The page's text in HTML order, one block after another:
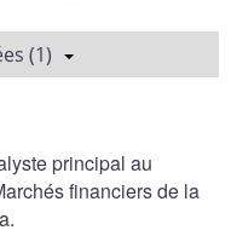
(1)
principal au
financiers de la